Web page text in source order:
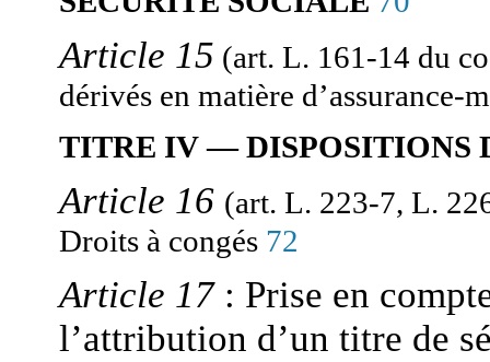
Article 15 (art. L. 161-14 du
dérivés en matière d’assurance-
TITRE IV — DISPOSITIONS
Article 16 (art. L. 223-7, L.
Droits à congés 72
Article 17: Prise en
l’attribution d’un titre de